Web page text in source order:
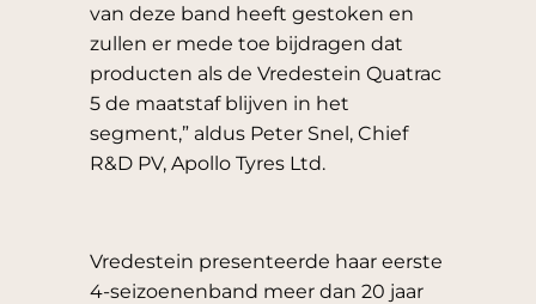
van deze band heeft gestoken en
zullen er mede toe bijdragen dat
producten als de Vredestein Quatrac
5 de maatstaf blijven in het
segment,” aldus Peter Snel, Chief
R&D PV, Apollo Tyres Ltd.
Vredestein presenteerde haar eerste
4-seizoenenband meer dan 20 jaar